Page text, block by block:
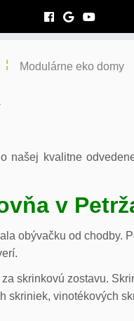
Modulárne eko domy
našej kvalitne
v
obývačku od chodby.
skrinkovú zostavu.
skriniek, vinotékových